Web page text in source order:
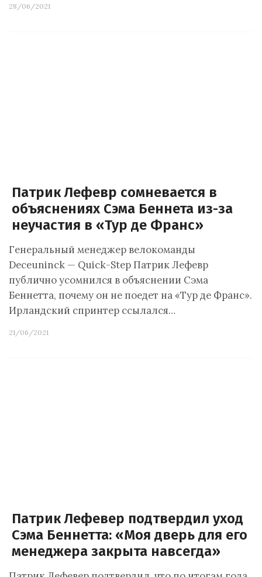
28/06/2021
Патрик Лефевр сомневается в
объяснениях Сэма Беннета из-за
неучастия в «Тур де Франс»
Генеральный менеджер велокоманды
Deceuninck — Quick-Step Патрик Лефевр
публично усомнился в объяснении Сэма
Беннетта, почему он не поедет на «Тур де Франс».
Ирландский спринтер ссылался…
21/06/2021
Патрик Лефевер подтвердил уход
Сэма Беннетта: «Моя дверь для его
менеджера закрыта навсегда»